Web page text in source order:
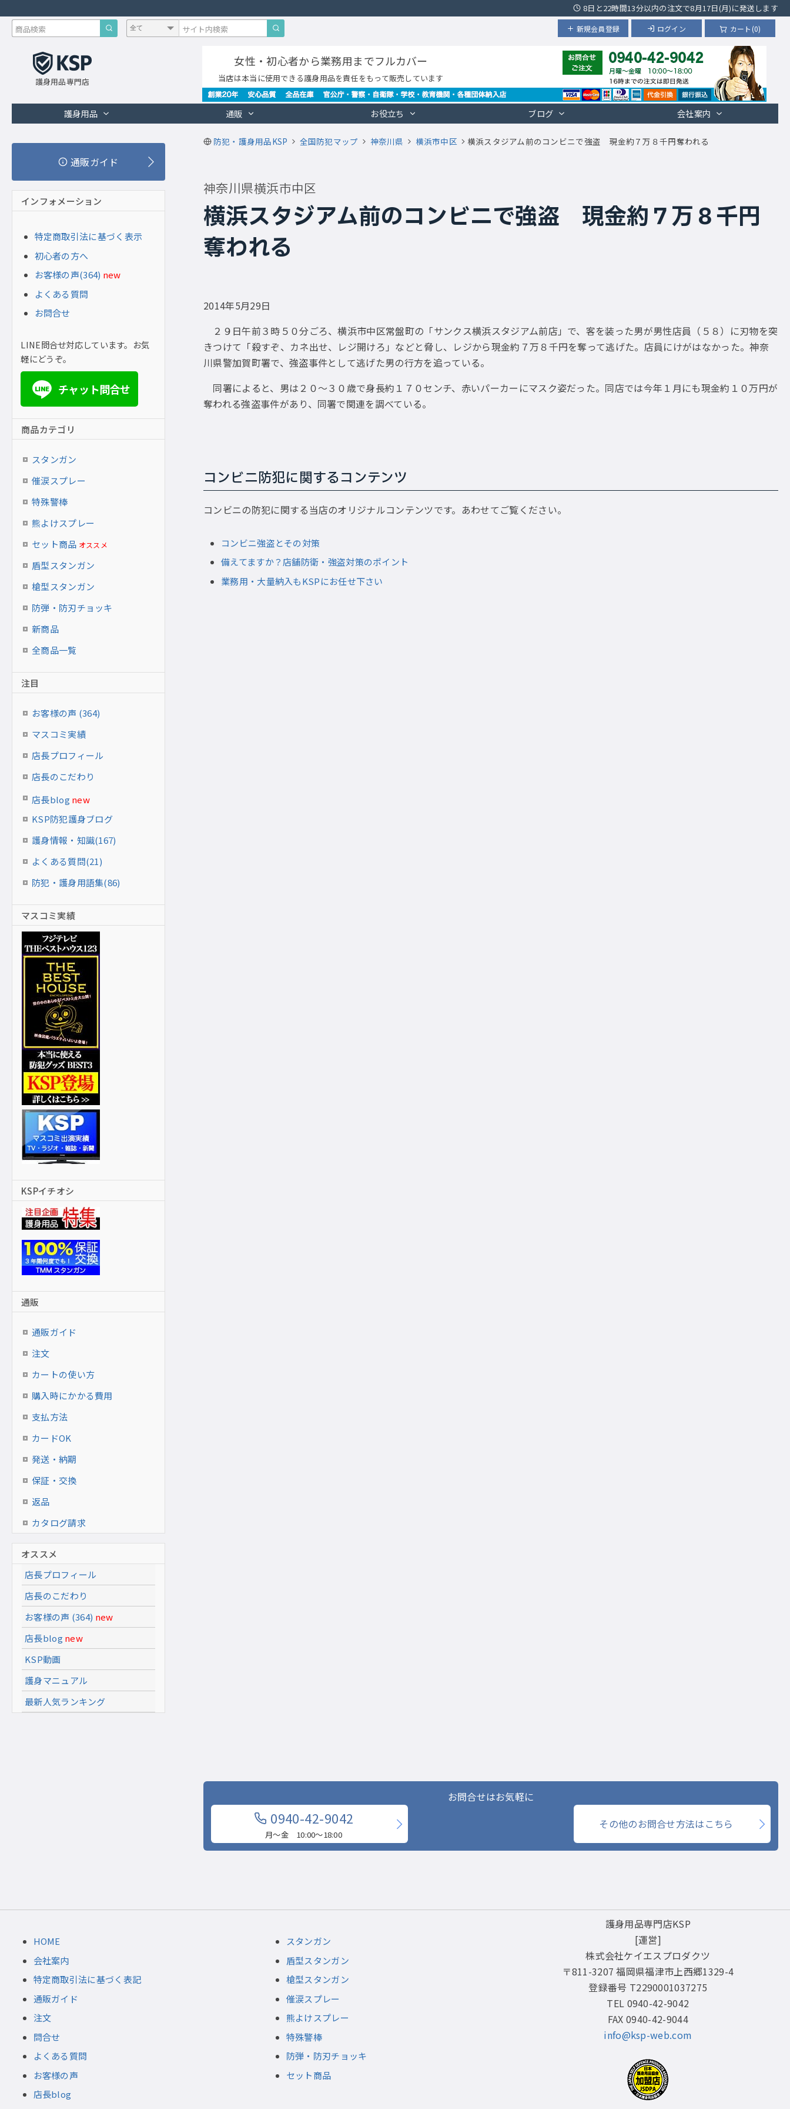
8日と22時間13分以内の注文で8月17日(月)に発送します
カート(0)
ログイン
新規会員登録
護身用品専門店
女性・初心者から業務用までフルカバー
当店は本当に使用できる護身用品を責任をもって販売しています
護身用品 通販 お役立ち ブログ 会社案内
防犯・護身用品KSP 全国防犯マップ 神奈川県 横浜市中区 横浜スタジアム前のコンビニで強盗 現金約７万８千円奪われる
神奈川県横浜市中区
横浜スタジアム前のコンビニで強盗 現金約７万８千円
奪われる
2014年5月29日
２９日午前３時５０分ごろ、横浜市中区常盤町の「サンクス横浜スタジアム前店」で、客を装った男が男性店員（５８）に刃物を突
きつけて「殺すぞ、カネ出せ、レジ開けろ」などと脅し、レジから現金約７万８千円を奪って逃げた。店員にけがはなかった。神奈
川県警加賀町署で、強盗事件として逃げた男の行方を追っている。
同署によると、男は２０〜３０歳で身長約１７０センチ、赤いパーカーにマスク姿だった。同店では今年１月にも現金約１０万円が
奪われる強盗事件があり、同署で関連を調べている。
コンビニ防犯に関するコンテンツ
コンビニの防犯に関する当店のオリジナルコンテンツです。あわせてご覧ください。
コンビニ強盗とその対策
備えてますか？店舗防衛・強盗対策のポイント
業務用・大量納入もKSPにお任せ下さい
通販ガイド
インフォメーション
特定商取引法に基づく表示
初心者の方へ
お客様の声(364) new
よくある質問
お問合せ
LINE問合せ対応しています。お気
軽にどうぞ。
LINE チャット問合せ
商品カテゴリ
スタンガン
催涙スプレー
特殊警棒
熊よけスプレー
セット商品 オススメ
盾型スタンガン
槍型スタンガン
防弾・防刃チョッキ
新商品
全商品一覧
注目
お客様の声 (364)
マスコミ実績
店長プロフィール
店長のこだわり
店長blog new
KSP防犯護身ブログ
護身情報・知識(167)
よくある質問(21)
防犯・護身用語集(86)
マスコミ実績
KSPイチオシ
通販
通販ガイド
注文
カートの使い方
購入時にかかる費用
支払方法
カードOK
発送・納期
保証・交換
返品
カタログ請求
オススメ
店長プロフィール
店長のこだわり
お客様の声 (364) new
店長blog new
KSP動画
護身マニュアル
最新人気ランキング
お問合せはお気軽に
0940-42-9042
月〜金 10:00〜18:00
その他のお問合せ方法はこちら
HOME
会社案内
特定商取引法に基づく表記
通販ガイド
注文
問合せ
よくある質問
お客様の声
店長blog
スタンガン
盾型スタンガン
槍型スタンガン
催涙スプレー
熊よけスプレー
特殊警棒
防弾・防刃チョッキ
セット商品
護身用品専門店KSP
[運営]
株式会社ケイエスプロダクツ
〒811-3207 福岡県福津市上西郷1329-4
登録番号 T2290001037275
TEL 0940-42-9042
FAX 0940-42-9044
info@ksp-web.com